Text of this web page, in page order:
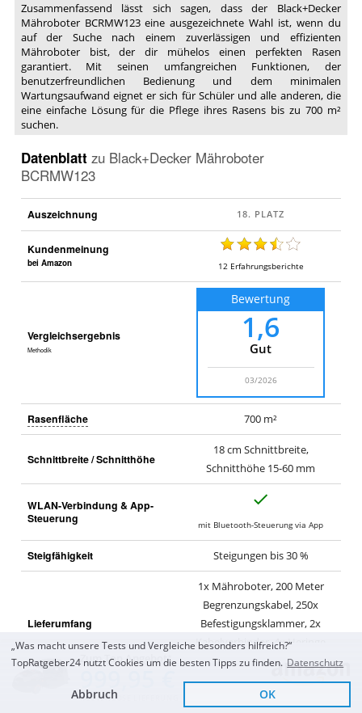
Zum Top Angebot
KOSTENLOSE LIEFERUNG
Zusammenfassend lässt sich sagen, dass der Black+Decker
Mähroboter BCRMW123 eine ausgezeichnete Wahl ist, wenn du
auf der Suche nach einem zuverlässigen und effizienten
Mähroboter bist, der dir mühelos einen perfekten Rasen
garantiert. Mit seinen umfangreichen Funktionen, der
benutzerfreundlichen Bedienung und dem minimalen
Wartungsaufwand eignet er sich für Schüler und alle anderen, die
eine einfache Lösung für die Pflege ihres Rasens bis zu 700 m²
suchen.
Datenblatt zu Black+Decker Mähroboter
BCRMW123
Auszeichnung
Kundenmeinung
bei Amazon 12 Erfahrungsberichte
Vergleichsergebnis
Methodik
Bewertung
1,6
Gut
03/2026
Rasenfläche 700 m²
Schnittbreite / Schnitthöhe
18 cm Schnittbreite,
Schnitthöhe 15-60 mm
WLAN-Verbindung & App-
Steuerung
mit Bluetooth-Steuerung via App
Steigfähigkeit Steigungen bis 30 %
Lieferumfang
1x Mähroboter, 200 Meter
Begrenzungskabel, 250x
Befestigungsklammer, 2x
Kabelverbinder, 4x Heringe
zur Fixierung der … mehr
Ein perfekter Rasen:
„Was macht unsere Tests und Vergleiche besonders hilfreich?“
TopRatgeber24 nutzt Cookies um die besten Tipps zu finden. Datenschutz
Abbruch OK